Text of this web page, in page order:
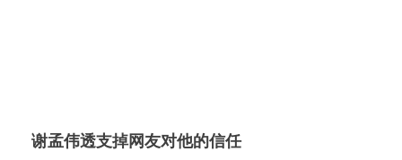
谢孟伟透支掉网友对他的信任